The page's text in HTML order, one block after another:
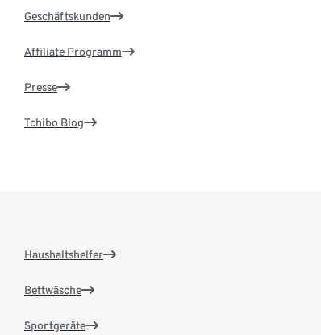
Geschäftskunden
Affiliate Programm
Presse
Tchibo Blog
Haushaltshelfer
Bettwäsche
Sportgeräte